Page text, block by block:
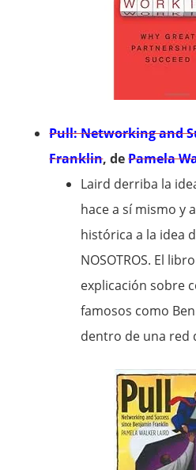
Pull: Networking and
Franklin, dePamela
Laird derriba la
hace a sí mismo y
histórica a la idea
NOSOTROS. El
explicación sobre
famosos como
dentro de una red